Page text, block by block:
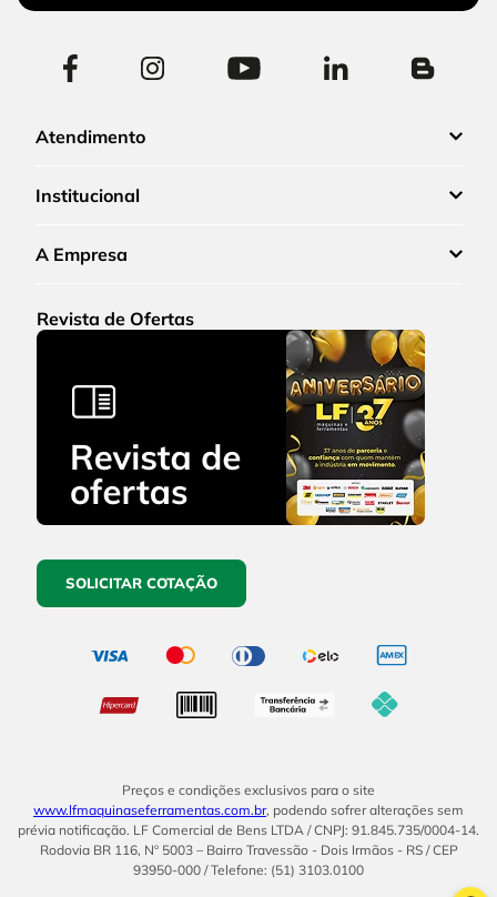
Atendimento
Institucional
A Empresa
Revista de Ofertas
SOLICITAR COTAÇÃO
Preços e condições exclusivos para o site
www.lfmaquinaseferramentas.com.br, podendo sofrer alterações sem
prévia notificação. LF Comercial de Bens LTDA / CNPJ: 91.845.735/0004-14.
Rodovia BR 116, Nº 5003 – Bairro Travessão - Dois Irmãos - RS / CEP
93950-000 / Telefone: (51) 3103.0100